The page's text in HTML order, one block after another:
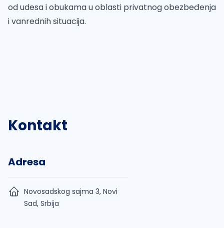
od udesa i obukama u oblasti privatnog obezbeđenja
i vanrednih situacija.
Kontakt
Adresa
Novosadskog sajma 3, Novi
Sad, Srbija